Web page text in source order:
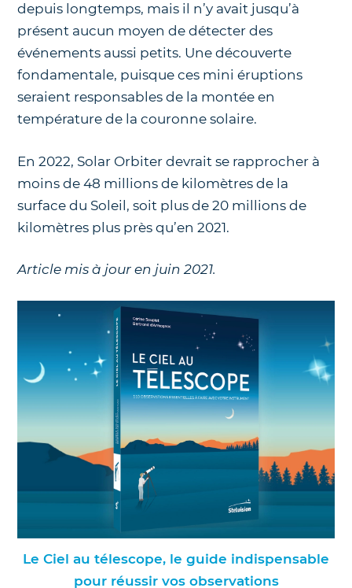
depuis longtemps, mais il n’y avait jusqu’à
présent aucun moyen de détecter des
événements aussi petits. Une découverte
fondamentale, puisque ces mini éruptions
seraient responsables de la montée en
température de la couronne solaire.
En 2022, Solar Orbiter devrait se rapprocher à
moins de 48 millions de kilomètres de la
surface du Soleil, soit plus de 20 millions de
kilomètres plus près qu’en 2021.
Article mis à jour en juin 2021.
Le Ciel au télescope, le guide indispensable
pour réussir vos observations